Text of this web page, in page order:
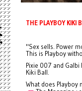
THE PLAYBOY
"Sex sells. Power
This is Playboy
Pixie 007 and
Kiki Ball.
What does Playboy